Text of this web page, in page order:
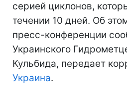
серией циклонов,
течении 10 дней. Об
пресс-конференции
Украинского
Кульбида, передает
Украина.